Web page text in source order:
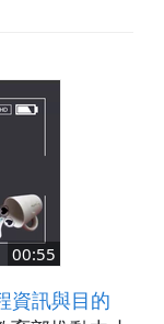
00:55
資訊與目的